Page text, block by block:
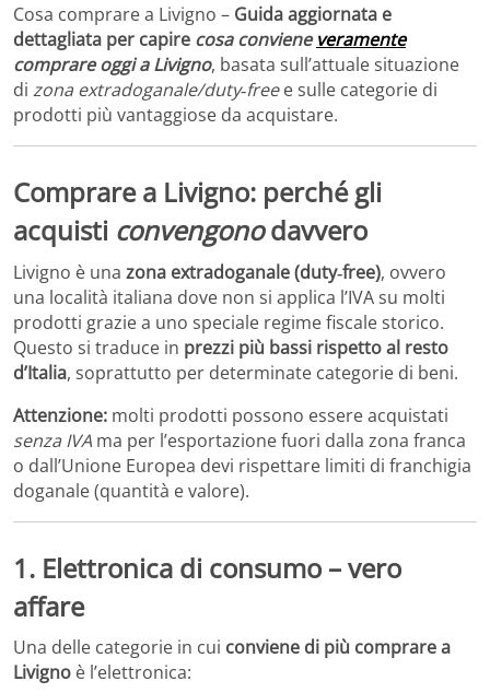
Cosa comprare a Livigno – Guida aggiornata e
dettagliata per capire cosa convieneveramente
comprare oggi a Livigno, basata sull’attuale situazione
di zona extradoganale/duty‑freee sulle categorie di
prodotti più vantaggiose da acquistare.
Comprare a Livigno: perché gli
acquisti convengonodavvero
Livigno è una zona extradoganale (duty‑free), ovvero
una località italiana dove non si applica l’IVA su molti
prodotti grazie a uno speciale regime fiscale storico.
Questo si traduce in prezzi più bassi rispetto al resto
d’Italia, soprattutto per determinate categorie di beni.
Attenzione: molti prodotti possono essere acquistati
senza IVA ma per l’esportazione fuori dalla zona franca
o dall’Unione Europea devi rispettare limiti di franchigia
doganale (quantità e valore).
1. Elettronica di consumo – vero
affare
Una delle categorie in cui conviene di più comprare a
Livigno è l’elettronica: